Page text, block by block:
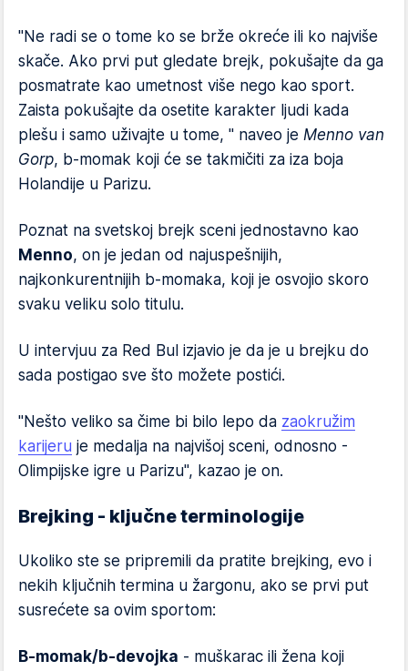
"Ne radi se o tome ko se brže okreće ili ko najviše
skače. Ako prvi put gledate brejk, pokušajte da ga
posmatrate kao umetnost više nego kao sport.
Zaista pokušajte da osetite karakter ljudi kada
plešu i samo uživajte u tome, " naveo je Menno van
Gorp, b-momak koji će se takmičiti za iza boja
Holandije u Parizu.
Poznat na svetskoj brejk sceni jednostavno kao
Menno, on je jedan od najuspešnijih,
najkonkurentnijih b-momaka, koji je osvojio skoro
svaku veliku solo titulu.
U intervjuu za Red Bul izjavio je da je u brejku do
sada postigao sve što možete postići.
"Nešto veliko sa čime bi bilo lepo da zaokružim
karijeru je medalja na najvišoj sceni, odnosno -
Olimpijske igre u Parizu", kazao je on.
Brejking - ključne terminologije
Ukoliko ste se pripremili da pratite brejking, evo i
nekih ključnih termina u žargonu, ako se prvi put
susrećete sa ovim sportom:
B-momak/b-devojka - muškarac ili žena koji